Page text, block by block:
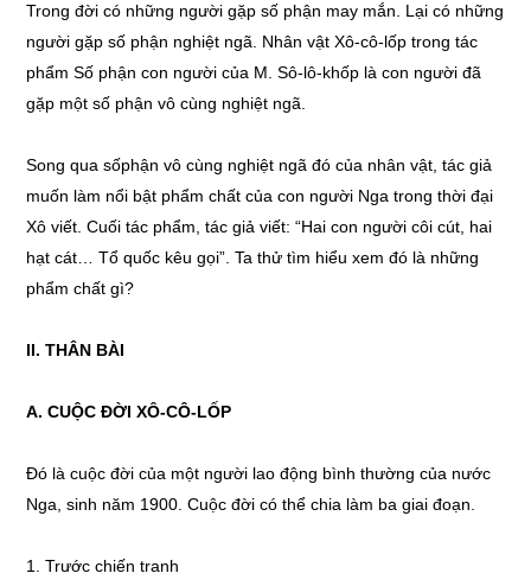
Trong đời có những người gặp số phận may mắn. Lại có những
người gặp số phận nghiệt ngã. Nhân vật Xô-cô-lốp trong tác
phẩm Số phận con người của M. Sô-lô-khốp là con người đã
gặp một số phận vô cùng nghiệt ngã.
Song qua sốphận vô cùng nghiệt ngã đó của nhân vật, tác giả
muốn làm nổi bật phẩm chất của con người Nga trong thời đại
Xô viết. Cuối tác phẩm, tác giả viết: “Hai con người côi cút, hai
hạt cát… Tổ quốc kêu gọi”. Ta thử tìm hiểu xem đó là những
phẩm chất gì?
II. THÂN BÀI
A. CUỘCĐỜI XÔ-CÔ-LỐP
Đó là cuộc đời của một người lao động bình thường của nước
Nga, sinh năm 1900. Cuộc đời có thể chia làm ba giai đoạn.
1. Trước chiến tranh